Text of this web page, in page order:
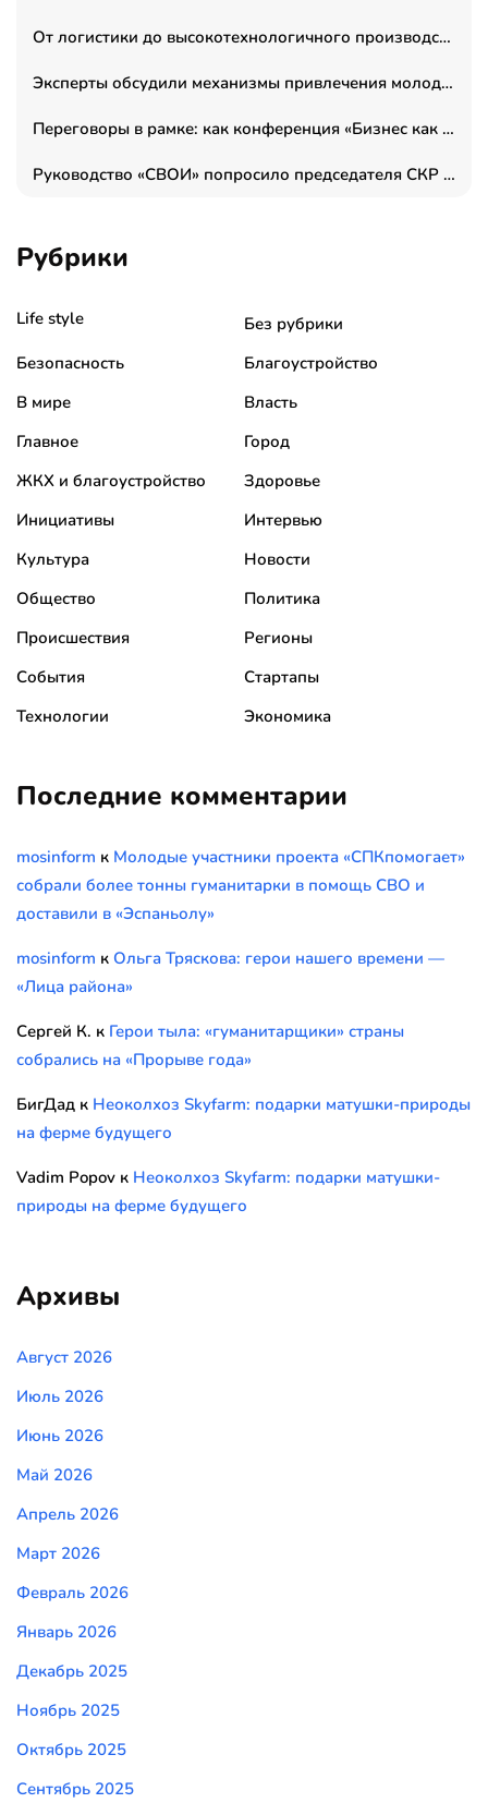
От логистики до высокотехнологичного производства: как основатель “гагаринга” выстраивает экосистему безопасности и гражданских БПЛА
Эксперты обсудили механизмы привлечения молодых специалистов в промышленные города
Переговоры в рамке: как конференция «Бизнес как искусство» переформатирует деловой этикет в стенах ТПП РФ
Руководство «СВОИ» попросило председателя СКР дать правовую оценку обысков в тыловом штабе
Рубрики
Life style
Без рубрики
Безопасность
Благоустройство
В мире
Власть
Главное
Город
ЖКХ и благоустройство
Здоровье
Инициативы
Интервью
Культура
Новости
Общество
Политика
Происшествия
Регионы
События
Стартапы
Технологии
Экономика
Последние комментарии
mosinform к Молодые участники проекта «СПКпомогает»
собрали более тонны гуманитарки в помощь СВО и
доставили в «Эспаньолу»
mosinform к Ольга Тряскова: герои нашего времени —
«Лица района»
Сергей К. к Герои тыла: «гуманитарщики» страны
собрались на «Прорыве года»
БигДад к Неоколхоз Skyfarm: подарки матушки-природы
на ферме будущего
Vadim Popov к Неоколхоз Skyfarm: подарки матушки-
природы на ферме будущего
Архивы
Август 2026
Июль 2026
Июнь 2026
Май 2026
Апрель 2026
Март 2026
Февраль 2026
Январь 2026
Декабрь 2025
Ноябрь 2025
Октябрь 2025
Сентябрь 2025